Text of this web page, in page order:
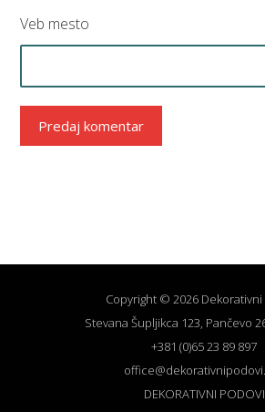
Veb mesto
Predaj komentar
Copyright © 2026 Dekorativni
Stevana Šupljikca 123, Pančevo
+381 (0)65 23 89 897
DEKORATIVNI PODOVI